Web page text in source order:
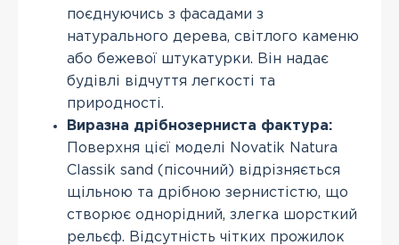
поєднуючись з фасадами з
натурального дерева, світлого каменю
або бежевої штукатурки. Він надає
будівлі відчуття легкості та
природності.
Виразна дрібнозерниста фактура:
Поверхня цієї моделі Novatik Natura
Classik sand (пісочний) відрізняється
щільною та дрібною зернистістю, що
створює однорідний, злегка шорсткий
рельєф. Відсутність чітких прожилок